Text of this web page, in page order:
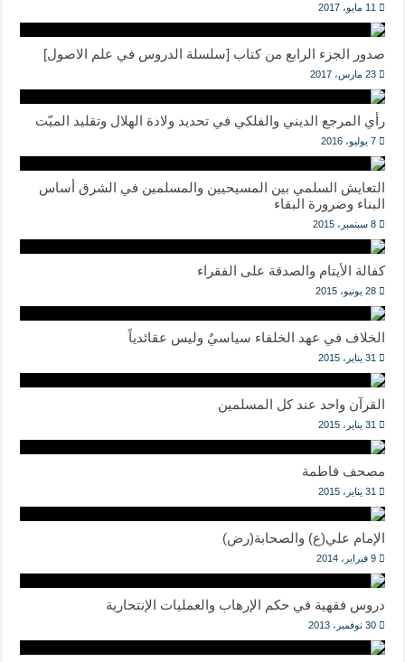
11 مايو، 2017
صدور الجزء الرابع من كتاب [سلسلة الدروس في علم الاصول]
23 مارس، 2017
رأي المرجع الديني والفلكي في تحديد ولادة الهلال وتقليد الميّت
7 يوليو، 2016
التعايش السلمي بين المسيحيين والمسلمين في الشرق أساس
البناء وضرورة البقاء
8 سبتمبر، 2015
كفالة الأيتام والصدقة على الفقراء
28 يونيو، 2015
الخلاف في عهد الخلفاء سياسيٌ وليس عقائدياً
31 يناير، 2015
القرآن واحد عند كل المسلمين
31 يناير، 2015
مصحف فاطمة
31 يناير، 2015
الإمام علي(ع) والصحابة(رض)
9 فبراير، 2014
دروس فقهية في حكم الإرهاب والعمليات الإنتحارية
30 نوفمبر، 2013